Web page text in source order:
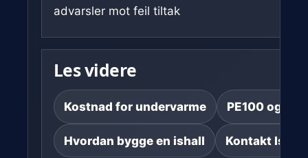
advarsler mot feil tiltak
Les videre
Kostnad for undervarme PE100 og
Hvordan bygge en ishall Kontakt